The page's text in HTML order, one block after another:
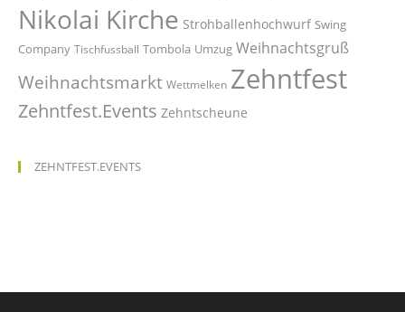
Nikolai Kirche Strohballenhochwurf Swing
Company Tischfussball Tombola Umzug Weihnachtsgruß
Weihnachtsmarkt Wettmelken Zehntfest
Zehntfest.Events Zehntscheune
ZEHNTFEST.EVENTS